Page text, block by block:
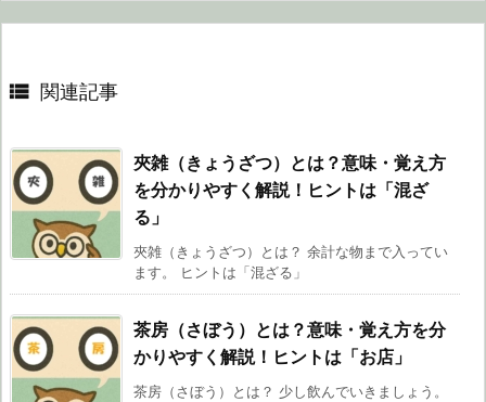
 関連記事
夾雑（きょうざつ）とは？意味・覚え方
を分かりやすく解説！ヒントは「混ざ
る」
夾雑（きょうざつ）とは？ 余計な物まで入ってい
ます。 ヒントは「混ざる」
茶房（さぼう）とは？意味・覚え方を分
かりやすく解説！ヒントは「お店」
茶房（さぼう）とは？ 少し飲んでいきましょう。